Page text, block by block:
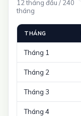
12 tháng đầu / 240
tháng
THÁNG
Tháng 1
Tháng 2
Tháng 3
Tháng 4